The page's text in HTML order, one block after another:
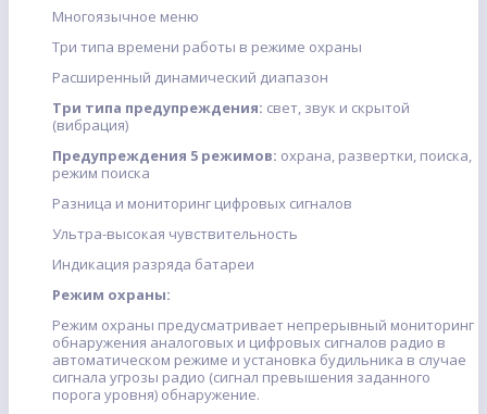
Многоязычное меню
Три типа времени работы в режиме охраны
Расширенный динамический диапазон
Три типа предупреждения: свет, звук и скрытой
(вибрация)
Предупреждения 5 режимов: охрана, развертки, поиска,
режим поиска
Разница и мониторинг цифровых сигналов
Ультра-высокая чувствительность
Индикация разряда батареи
Режим охраны:
Режим охраны предусматривает непрерывный мониторинг
обнаружения аналоговых и цифровых сигналов радио в
автоматическом режиме и установка будильника в случае
сигнала угрозы радио (сигнал превышения заданного
порога уровня) обнаружение.